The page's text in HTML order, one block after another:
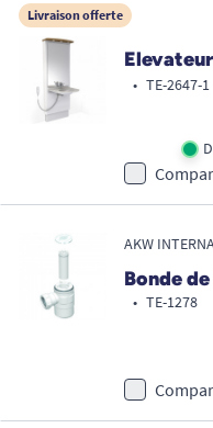
Livraison offerte
• TE-2647-1
AKW
Bonde
• TE-1278